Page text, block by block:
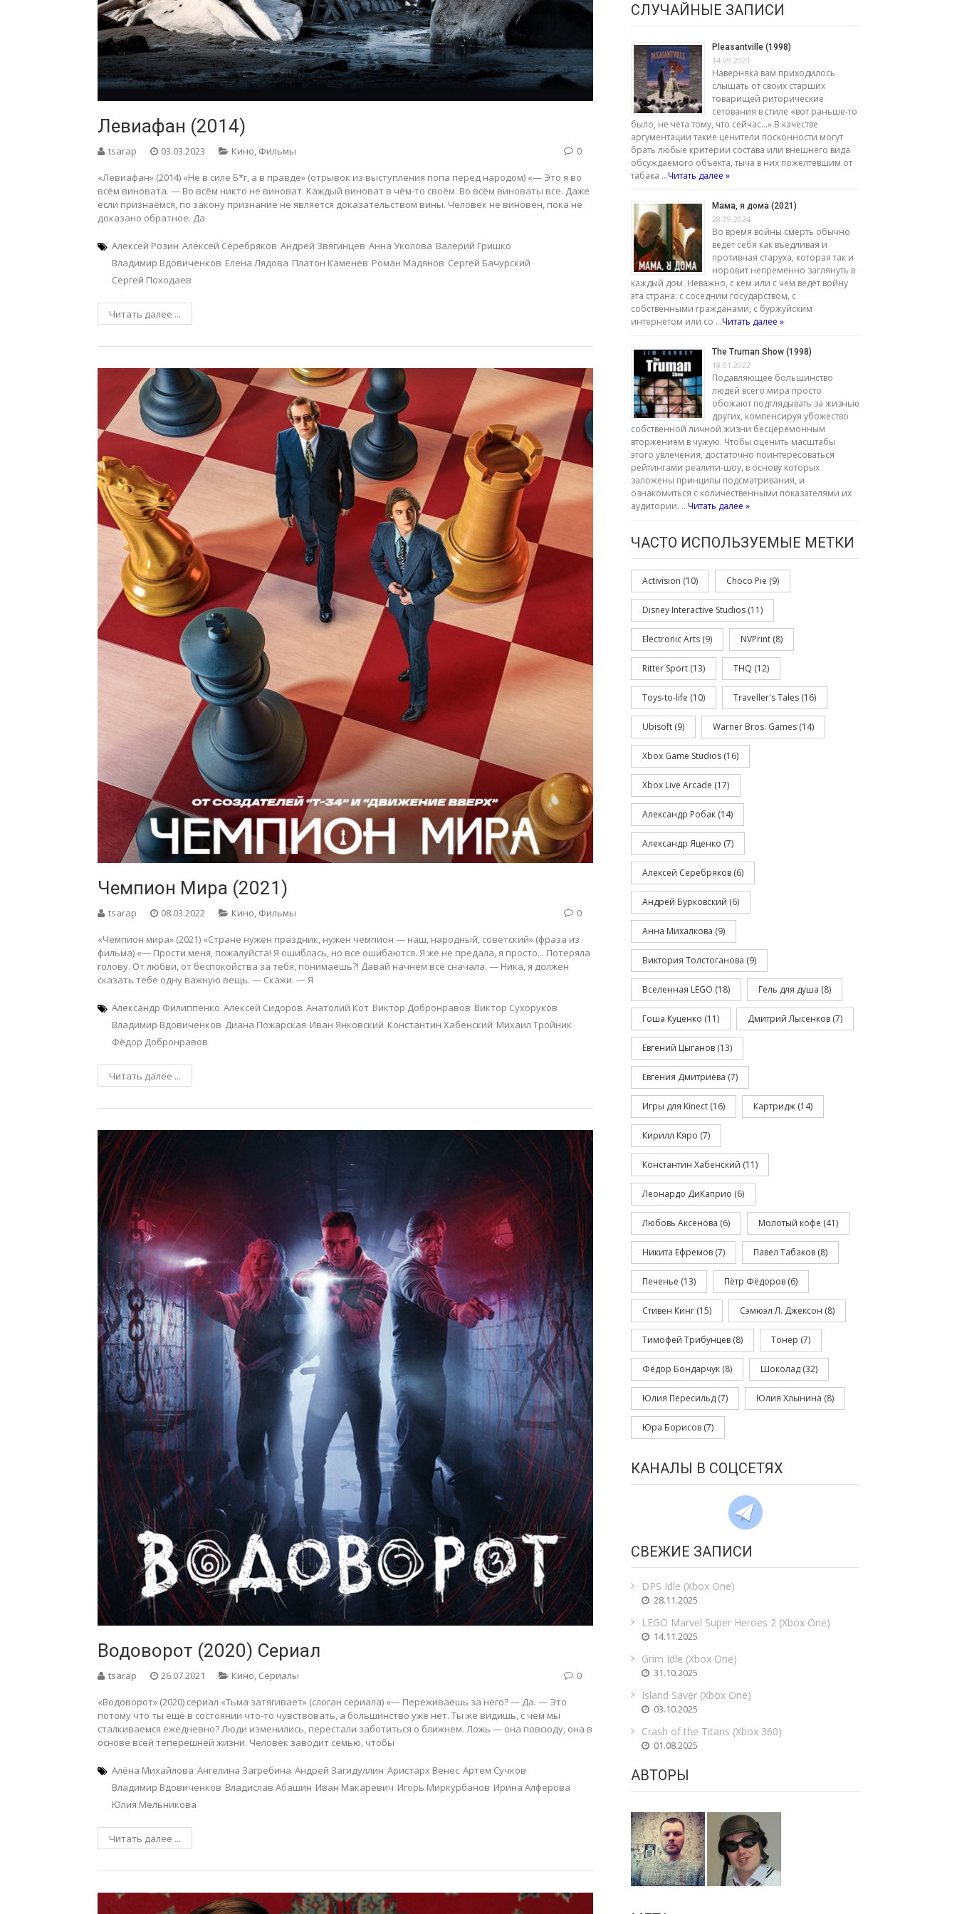
Левиафан (2014)
tsarap 03.03.2023 Кино Фильмы 0
«Левиафан» (2014) «Не в силе Б*г, а в правде» (отрывок из выступления попа перед народом) «— Это я во
всём виновата. — Во всём никто не виноват. Каждый виноват в чём-то своём. Во всём виноваты все. Даже
если признаёмся, по закону признание не является доказательством вины. Человек не виновен, пока не
доказано обратное. Да
Алексей Розин Алексей Серебряков Андрей Звягинцев Анна Уколова Валерий Гришко
Владимир Вдовиченков Елена Лядова Платон Каменев Роман Мадянов Сергей Бачурский
Сергей Походаев
Читать далее ...
Чемпион Мира (2021)
tsarap 08.03.2022 Кино, Фильмы 0
«Чемпион мира» (2021) «Стране нужен праздник, нужен чемпион — наш, народный, советский» (фраза из
фильма) «— Прости меня, пожалуйста! Я ошиблась, но все ошибаются. Я же не предала, я просто... Потеряла
голову. От любви, от беспокойства за тебя, понимаешь?! Давай начнём всё сначала. — Ника, я должен
сказать тебе одну важную вещь. — Скажи. — Я
Александр Филиппенко Алексей Сидоров Анатолий Кот Виктор Добронравов Виктор Сухоруков
Владимир Вдовиченков Диана Пожарская Иван Янковский Константин Хабенский Михаил Тройник
Фёдор Добронравов
Читать далее ...
Водоворот (2020) Сериал
tsarap 26.07.2021 Кино Сериалы 0
«Водоворот» (2020) сериал «Тьма затягивает» (слоган сериала) «— Переживаешь за него? — Да. — Это
потому что ты ещё в состоянии что-то чувствовать, а большинство уже нет. Ты же видишь, с чем мы
сталкиваемся ежедневно? Люди изменились, перестали заботиться о ближнем. Ложь — она повсюду, она в
основе всей теперешней жизни. Человек заводит семью, чтобы
Алёна Михайлова Ангелина Загребина Андрей Загидуллин Аристарх Венес Артем Сучков
Владимир Вдовиченков Владислав Абашин Иван Макаревич Игорь Миркурбанов Ирина Алферова
Юлия Мельникова
Читать далее ...
СЛУЧАЙНЫЕ ЗАПИСИ
Pleasantville (1998)
14.09.2021
Наверняка вам приходилось
слышать от своих старших
товарищей риторические
сетования в стиле «вот раньше-то
было, не чета тому, что сейчас...» В качестве
аргументации такие ценители посконности могут
брать любые критерии состава или внешнего вида
обсуждаемого объекта, тыча в них пожелтевшим от
табака …Читать далее »
Мама, я дома (2021)
28.09.2024
Во время войны смерть обычно
ведёт себя как въедливая и
противная старуха, которая так и
норовит непременно заглянуть в
каждый дом. Неважно, с кем или с чем ведёт войну
эта страна: с соседним государством, с
собственными гражданами, с буржуйским
интернетом или со …Читать далее »
The Truman Show (1998)
18.01.2022
Подавляющее большинство
людей всего мира просто
обожают подглядывать за жизнью
других, компенсируя убожество
собственной личной жизни бесцеремонным
вторжением в чужую. Чтобы оценить масштабы
этого увлечения, достаточно поинтересоваться
рейтингами реалити-шоу, в основу которых
заложены принципы подсматривания, и
ознакомиться с количественными показателями их
аудитории. …Читать далее »
ЧАСТО ИСПОЛЬЗУЕМЫЕ МЕТКИ
Activision (10) Choco Pie (9)
Disney Interactive Studios (11)
Electronic Arts (9) NVPrint (8)
Ritter Sport (13) THQ (12)
Toys-to-life (10) Traveller's Tales (16)
Ubisoft (9) Warner Bros. Games (14)
Xbox Game Studios (16)
Xbox Live Arcade (17)
Александр Робак (14)
Александр Яценко (7)
Алексей Серебряков (6)
Андрей Бурковский (6)
Анна Михалкова (9)
Виктория Толстоганова (9)
Вселенная LEGO (18) Гель для душа (8)
Гоша Куценко (11) Дмитрий Лысенков (7)
Евгений Цыганов (13)
Евгения Дмитриева (7)
Игры для Kinect (16) Картридж (14)
Кирилл Кяро (7)
Константин Хабенский (11)
Леонардо ДиКаприо (6)
Любовь Аксенова (6) Молотый кофе (41)
Никита Ефремов (7) Павел Табаков (8)
Печенье (13) Пётр Фёдоров (6)
Стивен Кинг (15) Сэмюэл Л. Джексон (8)
Тимофей Трибунцев (8) Тонер (7)
Фёдор Бондарчук (8) Шоколад (32)
Юлия Пересильд (7) Юлия Хлынина (8)
Юра Борисов (7)
КАНАЛЫ В СОЦСЕТЯХ
СВЕЖИЕ ЗАПИСИ
DPS Idle (Xbox One)
28.11.2025
LEGO Marvel Super Heroes 2 (Xbox One)
14.11.2025
Grim Idle (Xbox One)
31.10.2025
Island Saver (Xbox One)
03.10.2025
Crash of the Titans (Xbox 360)
01.08.2025
АВТОРЫ